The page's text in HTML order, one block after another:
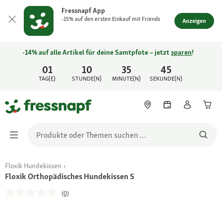
Fressnapf App
-15% auf den ersten Einkauf mit Friends Anzeigen
01
TAG(E)
10
STUNDE(N)
35
MINUTE(N)
45
SEKUNDE(N)
-14% auf alle Artikel für deine Samtpfote – jetztsparen!
Floxik Hundekissen
Floxik Orthopädisches Hundekissen S
(0)